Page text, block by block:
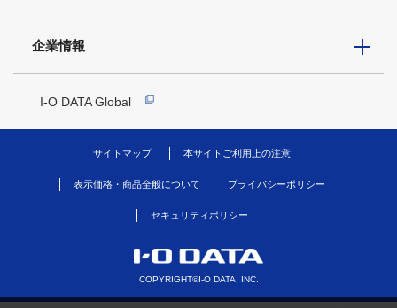
企業情報
I-O DATA Global
サイトマップ 本サイトご利用上の注意
表示価格・商品全般について プライバシーポリシー
セキュリティポリシー
COPYRIGHT©I-O DATA, INC.